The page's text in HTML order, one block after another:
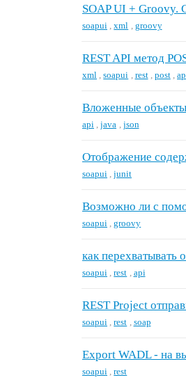
SOAP UI + Groovy.
soapui ,xml , groovy
REST API метод
xml ,soapui , rest , post ,
Вложенные объекты
api ,java , json
Отображение
soapui ,junit
Возможно ли с
soapui ,groovy
как перехватывать
soapui ,rest , api
REST Project
soapui ,rest , soap
Export WADL - на
soapui ,rest